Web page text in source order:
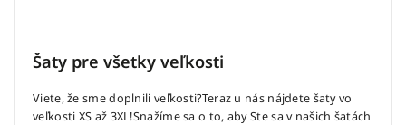
Šaty pre všetky veľkosti
Viete, že sme doplnili veľkosti?Teraz u nás nájdete šaty vo
veľkosti XS až 3XL!Snažíme sa o to, aby Ste sa v našich šatách